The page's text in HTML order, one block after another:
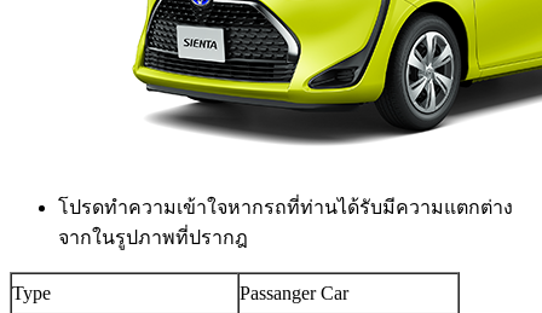
โปรดทำความเข้าใจหากรถที่ท่านได้รับมีความแตกต่าง
จากในรูปภาพที่ปรากฎ
Type
Passanger Car